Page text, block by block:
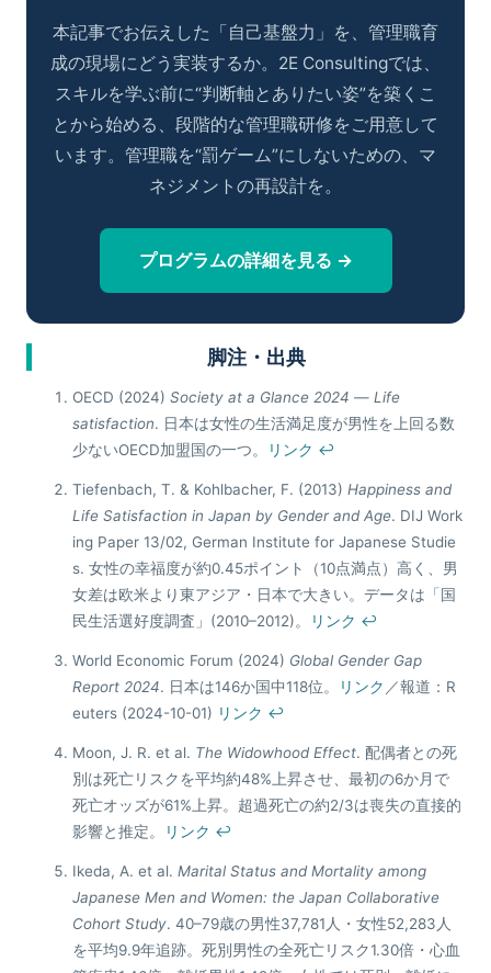
本記事でお伝えした「自己基盤力」を、管理職育
成の現場にどう実装するか。2E Consultingでは、
スキルを学ぶ前に“判断軸とありたい姿”を築くこ
とから始める、段階的な管理職研修をご用意して
います。管理職を“罰ゲーム”にしないための、マ
ネジメントの再設計を。
プログラムの詳細を見る →
脚注・出典
OECD (2024)Society at a Glance 2024 ― Life
satisfaction. 日本は女性の生活満足度が男性を上回る数
少ないOECD加盟国の一つ。
リンク ↩
Tiefenbach, T. & Kohlbacher, F. (2013)Happiness and
Life Satisfaction in Japan by Gender and Age. DIJ Work
ing Paper 13/02, German Institute for Japanese Studie
s. 女性の幸福度が約0.45ポイント（10点満点）高く、男
女差は欧米より東アジア・日本で大きい。データは「国
民生活選好度調査」(2010–2012)。
リンク ↩
World Economic Forum (2024) Global Gender Gap
Report 2024. 日本は146か国中118位。 リンク ／報道：R
euters (2024-10-01) リンク ↩
Moon, J. R. et al. The Widowhood Effect. 配偶者との死
別は死亡リスクを平均約48%上昇させ、最初の6か月で
死亡オッズが61%上昇。超過死亡の約2/3は喪失の直接的
影響と推定。
リンク ↩
Ikeda, A. et al.Marital Status and Mortality among
Japanese Men and Women: the Japan Collaborative
Cohort Study. 40–79歳の男性37,781人・女性52,283人
を平均9.9年追跡。死別男性の全死亡リスク1.30倍・心血